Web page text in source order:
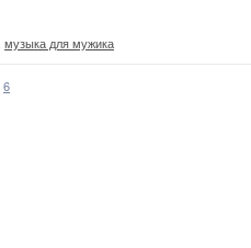
музыка для мужика
6